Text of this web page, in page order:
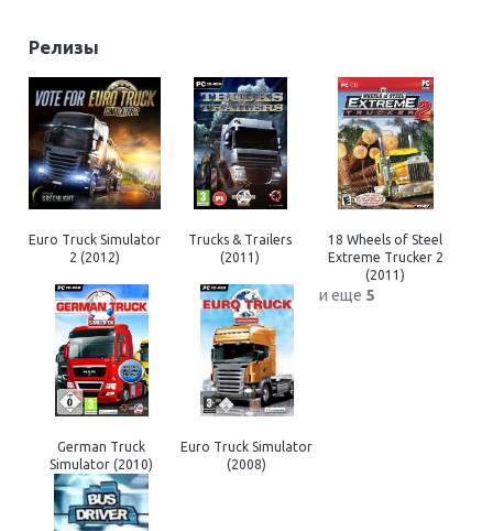
Релизы
Euro Truck Simulator
2 (2012)
Trucks & Trailers
(2011)
18 Wheels of Steel
Extreme Trucker 2
(2011)
German Truck
Simulator (2010)
Euro Truck Simulator
(2008)
и еще 5